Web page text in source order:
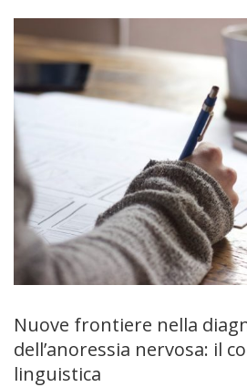
Nuove frontiere nella
dell’anoressia nervosa: il
linguistica